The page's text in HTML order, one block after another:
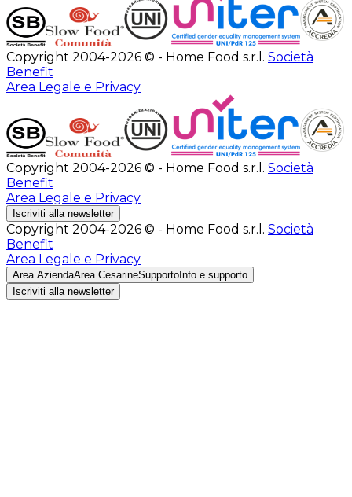
Copyright 2004-2026 © - Home Food s.r.l. Società
Benefit
Area Legale e Privacy
Copyright 2004-2026 © - Home Food s.r.l. Società
Benefit
Area Legale e Privacy
Iscriviti alla newsletter
Copyright 2004-2026 © - Home Food s.r.l. Società
Benefit
Area Legale e Privacy
Area AziendaArea CesarineSupporto Info e supporto
Iscriviti alla newsletter